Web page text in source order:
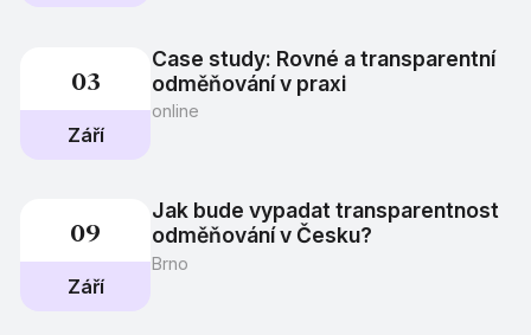
03
září
Case study: Rovné a transparentní
odměňování v praxi
online
09
září
Jak bude vypadat transparentnost
odměňování v Česku?
Brno